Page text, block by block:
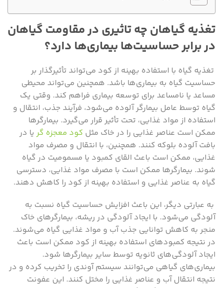
تغذیه گیاهان چه تاثیری در مقاومت گیاهان
در برابر حساسیت‌ها بیماری‌ها دارد؟
تغذیه گیاه با استفاده بهینه از کود می‌تواند تأثیرگذار بر
حساسیت گیاه به بیماری‌ها باشد. همچنین می‌تواند محیطی
مساعد یا نامساعد برای توسعه بیماری فراهم کند. وقتی یک
گیاه توسط عامل بیمارگر آلوده می‌شود، فرآیند جذب، انتقال و
استفاده از مواد غذایی، تحت تأثیر قرار می‌گیرد. بیمارگرها
ممکن است عناصر غذایی را در خاک مثل کود معجزه گر یا در
بافت آلوده بلوکه کنند. همچنین، با انتقال و مصرف مواد
غذایی، ممکن است باعث القای کمبود یا مسمومیت در گیاه
شوند. بیمارگرها ممکن است با مصرف مواد غذایی، دسترسی
گیاه به عناصر غذایی و استفاده بهینه از کود را کاهش دهند.
به عبارتی دیگر، این باعث افزایش حساسیت گیاه نسبت به
آلودگی می‌شود. با ایجاد آلودگی در ریشه، بیمارگرهای خاک
منجر به کاهش توانایی جذب آب و مواد غذایی گیاه می‌شوند.
در نتیجه کمبودهای استفاده بهینه از کود ممکن است باعث
ایجاد آلودگی‌های ثانویه توسط سایر بیمارگرها شود.
بیماری‌های گیاهی می‌توانند سیستم آوندی را تخریب کرده و در
نتیجه انتقال آب و عناصر غذایی را مختل کنند. این عفونت